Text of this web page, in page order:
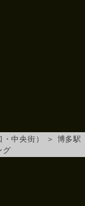
中央街） ＞ 博多駅
グ